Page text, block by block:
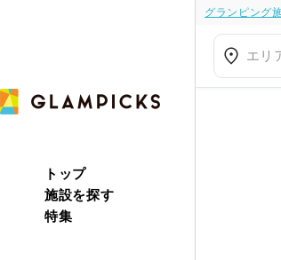
トップ
施設を探す
特集
グランピング
エリ